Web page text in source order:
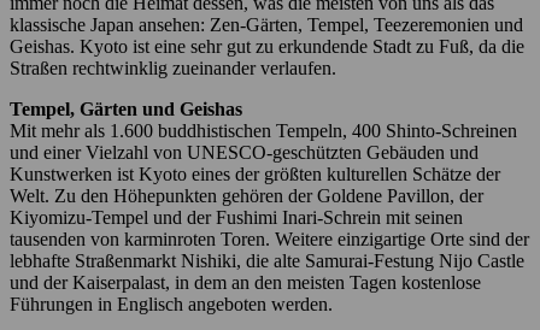
klassische Japan ansehen: Zen-Gärten, Tempel, Teezeremonien und
Geishas. Kyoto ist eine sehr gut zu erkundende Stadt zu Fuß, da die
Straßen rechtwinklig zueinander verlaufen.
Tempel, Gärten und Geishas
Mit mehr als 1.600 buddhistischen Tempeln, 400 Shinto-Schreinen
und einer Vielzahl von UNESCO-geschützten Gebäuden und
Kunstwerken ist Kyoto eines der größten kulturellen Schätze der
Welt. Zu den Höhepunkten gehören der Goldene Pavillon, der
Kiyomizu-Tempel und der Fushimi Inari-Schrein mit seinen
tausenden von karminroten Toren. Weitere einzigartige Orte sind der
lebhafte Straßenmarkt Nishiki, die alte Samurai-Festung Nijo Castle
und der Kaiserpalast, in dem an den meisten Tagen kostenlose
Führungen in Englisch angeboten werden.